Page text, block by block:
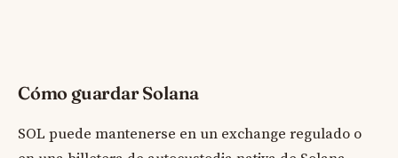
Cómo guardar Solana
SOL puede mantenerse en un exchange regulado o